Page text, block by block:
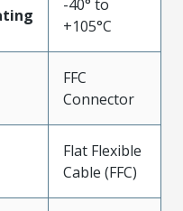
-40° to
+105°C
FFC
Connector
Flat Flexible
Cable (FFC)